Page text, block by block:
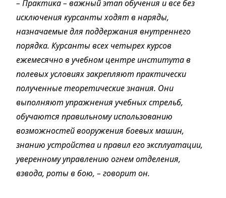
– Практика – важный этап обучения и все без
исключения курсанты ходят в наряды,
назначаемые для поддержания внутреннего
порядка. Курсанты всех четырех курсов
ежемесячно в учебном центре института в
полевых условиях закрепляют практически
полученные теоретические знания. Они
выполняют упражнения учебных стрельб,
обучаются правильному использованию
возможностей вооружения боевых машин,
знанию устройства и правил его эксплуатации,
уверенному управлению огнем отделения,
взвода, роты в бою, – говорит он.